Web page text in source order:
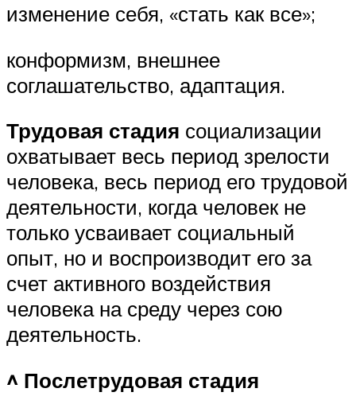
изменение себя, «стать как все»;
конформизм, внешнее
соглашательство, адаптация.
Трудовая стадия социализации
охватывает весь период зрелости
человека, весь период его трудовой
деятельности, когда человек не
только усваивает социальный
опыт, но и воспроизводит его за
счет активного воздействия
человека на среду через сою
деятельность.
^ Послетрудовая стадия